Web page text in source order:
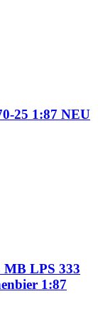
25 1:87 NEU
MB LPS 333
1:87